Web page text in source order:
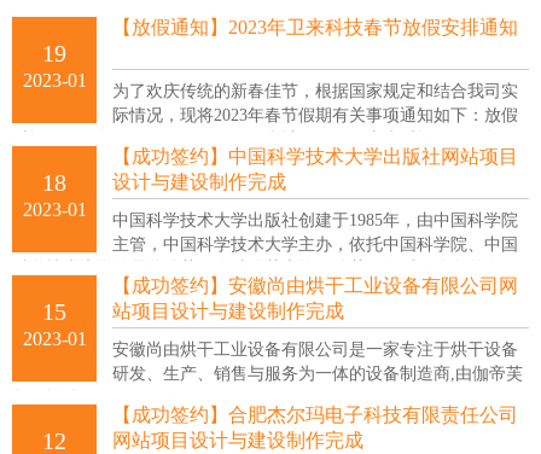
19
2023-01
【放假通知】2023年卫来科技春节放假安排通知
为了欢庆传统的新春佳节，根据国家规定和结合我司实
际情况，现将2023年春节假期有关事项通知如下：放假
29日（正月初八）正式上班；
18
2023-01
【成功签约】中国科学技术大学出版社网站项目
设计与建设制作完成
中国科学技术大学出版社创建于1985年，由中国科学院
主管，中国科学技术大学主办，依托中国科学院、中国
展，在基础科学、高技术与交叉科学前沿研究学术著作，高校理工科
精品教材和教学参考书，外语学习和考试畅销读物等方面形成了特色
和优势，产生了良好的社会影响和市场效应。
15
2023-01
【成功签约】安徽尚由烘干工业设备有限公司网
站项目设计与建设制作完成
安徽尚由烘干工业设备有限公司是一家专注于烘干设备
研发、生产、销售与服务为一体的设备制造商,由伽帝芙
12
【成功签约】合肥杰尔玛电子科技有限责任公司
网站项目设计与建设制作完成